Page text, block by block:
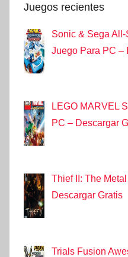
Juegos recientes
Sonic & Sega All-
Juego Para PC –
LEGO MARVEL
PC – Descargar
Thief II: The
Descargar Gratis
Trials Fusion